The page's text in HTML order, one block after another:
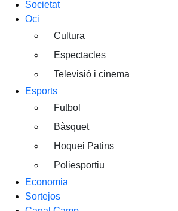
Societat
Oci
Cultura
Espectacles
Televisió i cinema
Esports
Futbol
Bàsquet
Hoquei Patins
Poliesportiu
Economia
Sortejos